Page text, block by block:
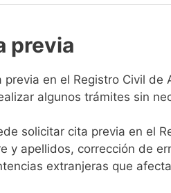
previa
previa en el Registro Civil
algunos trámites sin
solicitar cita previa en el
y apellidos, corrección de
extranjeras que